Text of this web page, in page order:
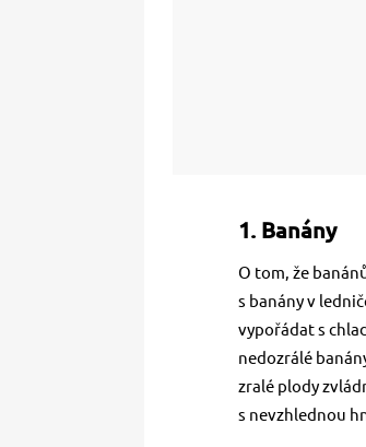
1. Banány
O tom, že
s banány v
vypořádat s
nedozrálé
zralé plody
s nevzhlednou